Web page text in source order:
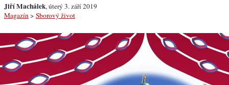
Jiří Machálek, úterý 3. září 2019
Magazín > Sborový život